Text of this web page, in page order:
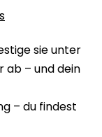
sie unter
ab – und dein
– du findest